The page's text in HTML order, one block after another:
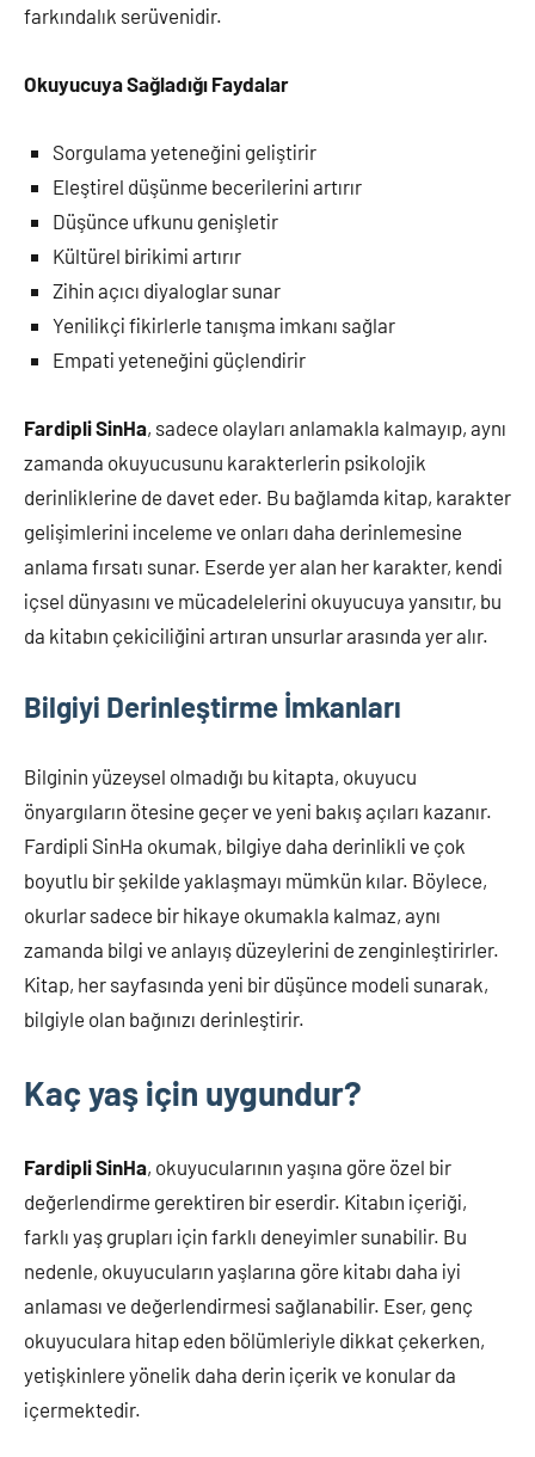
farkındalık serüvenidir.
Okuyucuya Sağladığı Faydalar
Sorgulama yeteneğini geliştirir
Eleştirel düşünme becerilerini artırır
Düşünce ufkunu genişletir
Kültürel birikimi artırır
Zihin açıcı diyaloglar sunar
Yenilikçi fikirlerle tanışma imkanı sağlar
Empati yeteneğini güçlendirir
Fardipli SinHa, sadece olayları anlamakla kalmayıp, aynı
zamanda okuyucusunu karakterlerin psikolojik
derinliklerine de davet eder. Bu bağlamda kitap, karakter
gelişimlerini inceleme ve onları daha derinlemesine
anlama fırsatı sunar. Eserde yer alan her karakter, kendi
içsel dünyasını ve mücadelelerini okuyucuya yansıtır, bu
da kitabın çekiciliğini artıran unsurlar arasında yer alır.
Bilgiyi Derinleştirme İmkanları
Bilginin yüzeysel olmadığı bu kitapta, okuyucu
önyargıların ötesine geçer ve yeni bakış açıları kazanır.
Fardipli SinHa okumak, bilgiye daha derinlikli ve çok
boyutlu bir şekilde yaklaşmayı mümkün kılar. Böylece,
okurlar sadece bir hikaye okumakla kalmaz, aynı
zamanda bilgi ve anlayış düzeylerini de zenginleştirirler.
Kitap, her sayfasında yeni bir düşünce modeli sunarak,
bilgiyle olan bağınızı derinleştirir.
Kaç yaş için uygundur?
Fardipli SinHa, okuyucularının yaşına göre özel bir
değerlendirme gerektiren bir eserdir. Kitabın içeriği,
farklı yaş grupları için farklı deneyimler sunabilir. Bu
nedenle, okuyucuların yaşlarına göre kitabı daha iyi
anlaması ve değerlendirmesi sağlanabilir. Eser, genç
okuyuculara hitap eden bölümleriyle dikkat çekerken,
yetişkinlere yönelik daha derin içerik ve konular da
içermektedir.